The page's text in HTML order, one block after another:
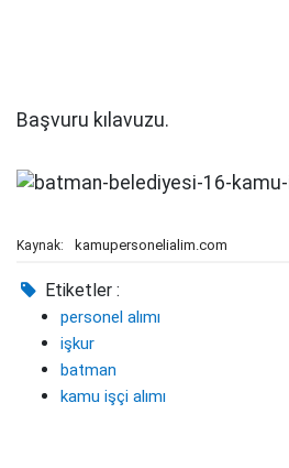
Başvuru kılavuzu.
Kaynak: kamupersonelialim.com
Etiketler :
personel alımı
işkur
batman
kamu işçi alımı